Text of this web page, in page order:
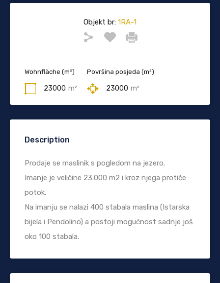
Objekt br: 1RA-1
Wohnfläche (m²)
23000 m²
Površina posjeda (m²)
23000 m²
Description
Prodaje se maslinik s pogledom na jezero.
Imanje je veličine 23.000 m2 i kroz njega protiče
potok.
Na imanju se nalazi 400 stabala maslina (Istarska
bijela i Pendolino) a postoji mogućnost sadnje još
oko 100 stabala.